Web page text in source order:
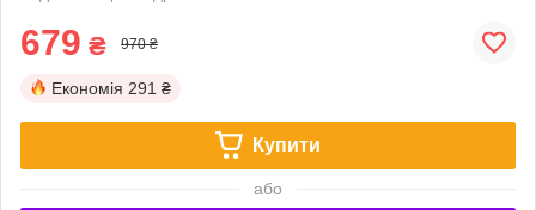
679 ₴ 970 ₴
Економія 291 ₴
Купити
або